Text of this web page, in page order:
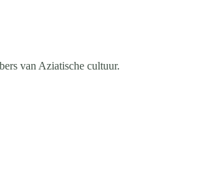
van Aziatische cultuur.